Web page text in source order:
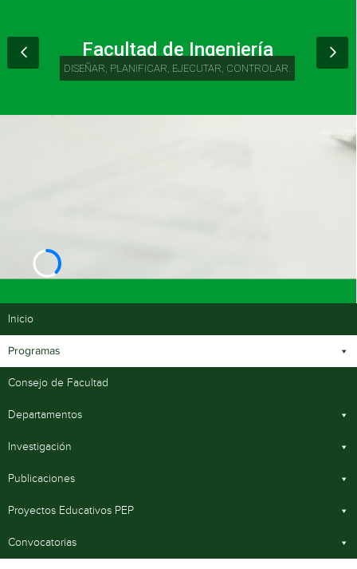
DISEÑAR, PLANIFICAR, EJECUTAR, CONTROLAR.
Facultad de Ingeniería
Inicio
Programas
Consejo de Facultad
Departamentos
Investigación
Publicaciones
Proyectos Educativos PEP
Convocatorias